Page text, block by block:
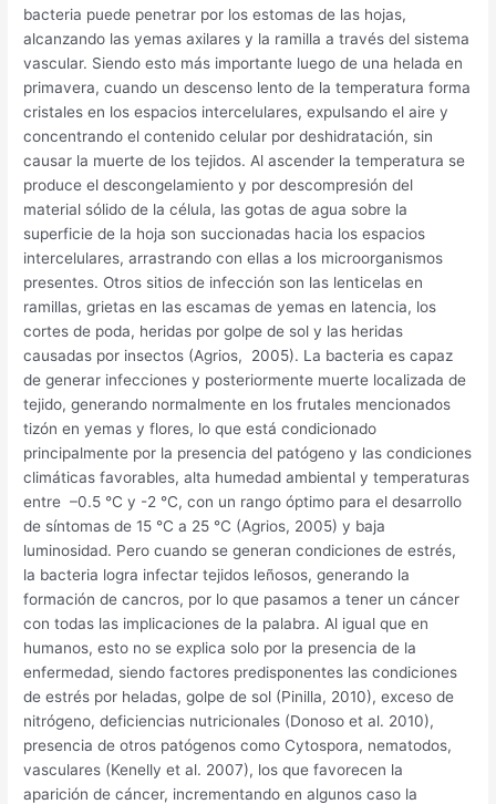
bacteria puede penetrar por los estomas de las hojas,
alcanzando las yemas axilares y la ramilla a través del sistema
vascular. Siendo esto más importante luego de una helada en
primavera, cuando un descenso lento de la temperatura forma
cristales en los espacios intercelulares, expulsando el aire y
concentrando el contenido celular por deshidratación, sin
causar la muerte de los tejidos. Al ascender la temperatura se
produce el descongelamiento y por descompresión del
material sólido de la célula, las gotas de agua sobre la
superficie de la hoja son succionadas hacia los espacios
intercelulares, arrastrando con ellas a los microorganismos
presentes. Otros sitios de infección son las lenticelas en
ramillas, grietas en las escamas de yemas en latencia, los
cortes de poda, heridas por golpe de sol y las heridas
causadas por insectos (Agrios, 2005). La bacteria es capaz
de generar infecciones y posteriormente muerte localizada de
tejido, generando normalmente en los frutales mencionados
tizón en yemas y flores, lo que está condicionado
principalmente por la presencia del patógeno y las condiciones
climáticas favorables, alta humedad ambiental y temperaturas
entre –0.5 °C y -2 °C, con un rango óptimo para el desarrollo
de síntomas de 15 °C a 25 °C (Agrios, 2005) y baja
luminosidad. Pero cuando se generan condiciones de estrés,
la bacteria logra infectar tejidos leñosos, generando la
formación de cancros, por lo que pasamos a tener un cáncer
con todas las implicaciones de la palabra. Al igual que en
humanos, esto no se explica solo por la presencia de la
enfermedad, siendo factores predisponentes las condiciones
de estrés por heladas, golpe de sol (Pinilla, 2010), exceso de
nitrógeno, deficiencias nutricionales (Donoso et al. 2010),
presencia de otros patógenos como Cytospora, nematodos,
vasculares (Kenelly et al. 2007), los que favorecen la
aparición de cáncer, incrementando en algunos caso la